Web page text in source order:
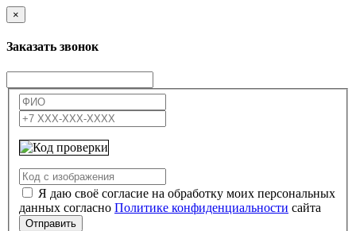
×
Заказать звонок
Я даю своё согласие на обработку моих персональных
данных согласно Политике конфиденциальности сайта
Отправить